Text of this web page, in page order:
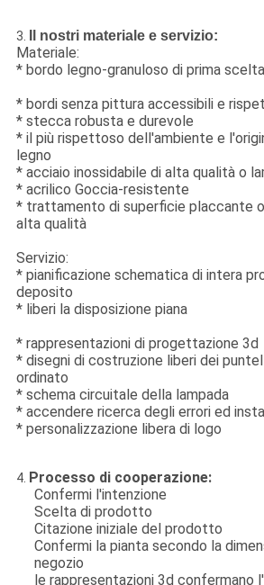
3. Il nostri materiale e servizio:
Materiale:
* bordo legno-granuloso di prima
* bordi senza pittura accessibili e
* stecca robusta e durevole
* il più rispettoso dell'ambiente e
legno
* acciaio inossidabile di alta qualità o
* acrilico Goccia-resistente
* trattamento di superficie placcante
alta qualità
Servizio:
* pianificazione schematica di intera
deposito
* liberi la disposizione piana
* rappresentazioni di progettazione 3d
* disegni di costruzione liberi dei
ordinato
* schema circuitale della lampada
* accendere ricerca degli errori ed
* personalizzazione libera di logo
4. Processo di cooperazione:
Confermi l'intenzione
Scelta di prodotto
Citazione iniziale del prodotto
Confermi la pianta secondo la
negozio
le rappresentazioni 3d